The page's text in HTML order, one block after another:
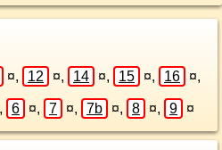
¤, 12 ¤, 14 ¤, 15 ¤, 16 ¤,
, 6 ¤, 7 ¤, 7b ¤, 8 ¤, 9 ¤